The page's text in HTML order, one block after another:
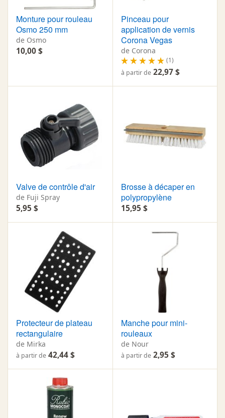
Monture pour rouleau
Osmo 250 mm
de Osmo
10,00 $
Pinceau pour
application de vernis
Corona Vegas
de Corona
(1)
à partir de 22,97 $
Valve de contrôle d'air
de Fuji Spray
5,95 $
Brosse à décaper en
polypropylène
15,95 $
Protecteur de plateau
rectangulaire
de Mirka
à partir de 42,44 $
Manche pour mini-
rouleaux
de Nour
à partir de 2,95 $